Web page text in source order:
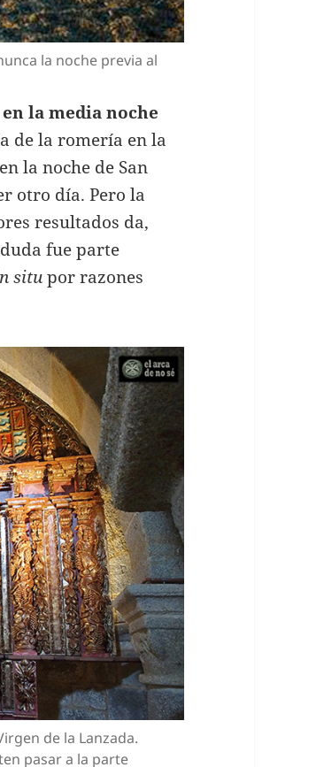
la noche previa al
en la media noche
de la romería en la
la noche de San
otro día. Pero la
resultados da,
fue parte
situpor razones
de la Lanzada.
pasar a la parte